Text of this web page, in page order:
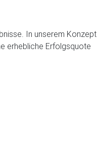
In unserem Konzept
erhebliche Erfolgsquote